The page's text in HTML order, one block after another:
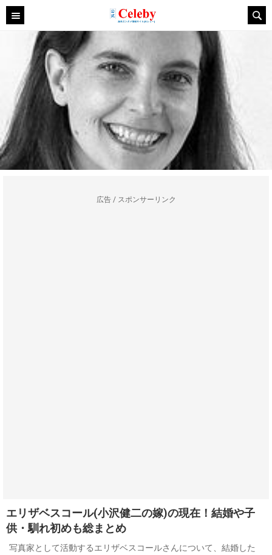
広告 / スポンサーリンク
エリザベスコール(小沢健二の嫁)の現在！結婚や子
供・馴れ初めも総まとめ
写真家として活動するエリザベスコールさんについて、結婚した